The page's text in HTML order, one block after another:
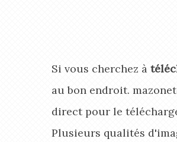
Si vous cherchez à
au bon endroit.
direct pour le
Plusieurs qualités